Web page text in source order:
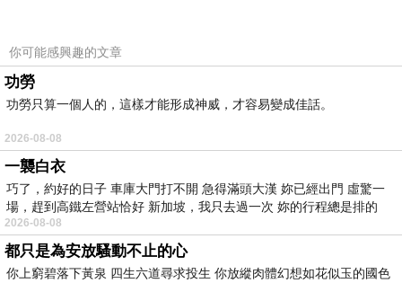
你可能感興趣的文章
功勞
功勞只算一個人的，這樣才能形成神威，才容易變成佳話。
2026-08-08
一襲白衣
巧了，約好的日子 車庫大門打不開 急得滿頭大漢 妳已經出門 虛驚一
場，趕到高鐵左營站恰好 新加坡，我只去過一次 妳的行程總是排的
2026-08-08
都只是為安放騷動不止的心
你上窮碧落下黃泉 四生六道尋求投生 你放縱肉體幻想如花似玉的國色